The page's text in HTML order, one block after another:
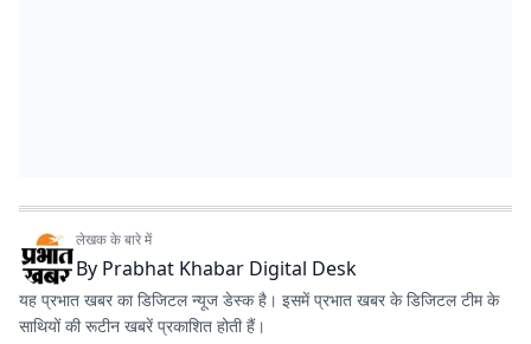
लेखक के बारे में
By Prabhat Khabar Digital Desk
यह प्रभात खबर का डिजिटल न्यूज डेस्क है। इसमें प्रभात खबर के डिजिटल टीम के
साथियों की रूटीन खबरें प्रकाशित होती हैं।